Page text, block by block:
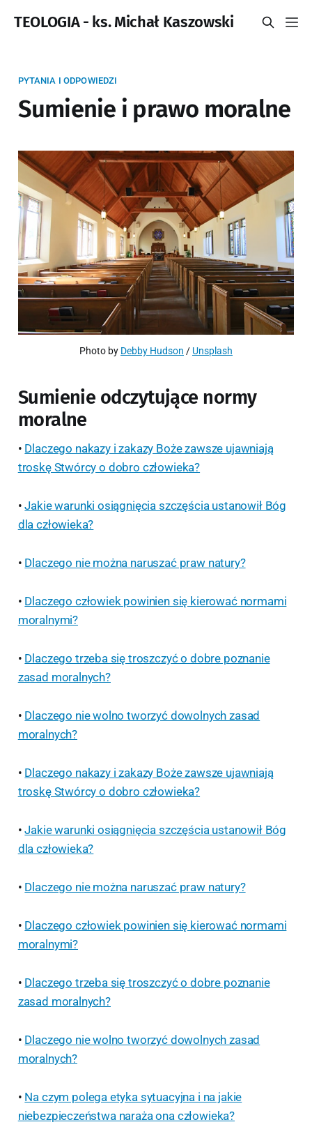
TEOLOGIA - ks. Michał Kaszowski
PYTANIA I ODPOWIEDZI
Sumienie i prawo moralne
Photo by Debby Hudson / Unsplash
Sumienie odczytujące normy
moralne
• Dlaczego nakazy i zakazy Boże zawsze ujawniają
troskę Stwórcy o dobro człowieka?
•Jakie warunki osiągnięcia szczęścia ustanowił Bóg
dla człowieka?
• Dlaczego nie można naruszać praw natury?
• Dlaczego człowiek powinien się kierować normami
moralnymi?
• Dlaczego trzeba się troszczyć o dobre poznanie
zasad moralnych?
• Dlaczego nie wolno tworzyć dowolnych zasad
moralnych?
• Dlaczego nakazy i zakazy Boże zawsze ujawniają
troskę Stwórcy o dobro człowieka?
•Jakie warunki osiągnięcia szczęścia ustanowił Bóg
dla człowieka?
• Dlaczego nie można naruszać praw natury?
• Dlaczego człowiek powinien się kierować normami
moralnymi?
• Dlaczego trzeba się troszczyć o dobre poznanie
zasad moralnych?
• Dlaczego nie wolno tworzyć dowolnych zasad
moralnych?
• Na czym polega etyka sytuacyjna i na jakie
niebezpieczeństwa naraża ona człowieka?